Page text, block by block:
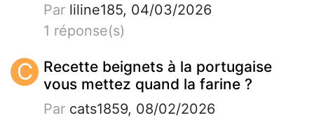
Par liline185, 04/03/2026
1 réponse(s)
C
Recette beignets à la portugaise
vous mettez quand la farine ?
Par cats1859, 08/02/2026